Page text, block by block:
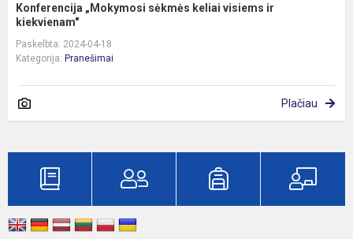
Konferencija „Mokymosi sėkmės keliai visiems ir
kiekvienam"
Paskelbta: 2024-04-18
Kategorija: Pranešimai
Plačiau